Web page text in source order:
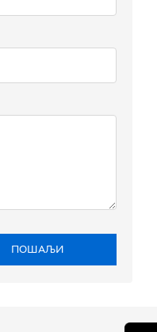
ПОШАЉИ